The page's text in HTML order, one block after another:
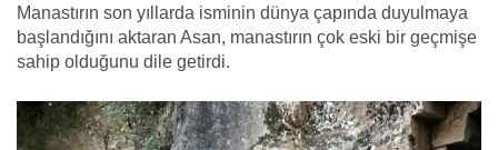
Manastırın son yıllarda isminin dünya çapında duyulmaya
başlandığını aktaran Asan, manastırın çok eski bir geçmişe
sahip olduğunu dile getirdi.